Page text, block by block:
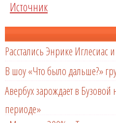
Источник
Расстались Энрике Иглесиас
В шоу «Что было дальше?»
Авербух зарождает в
периоде»